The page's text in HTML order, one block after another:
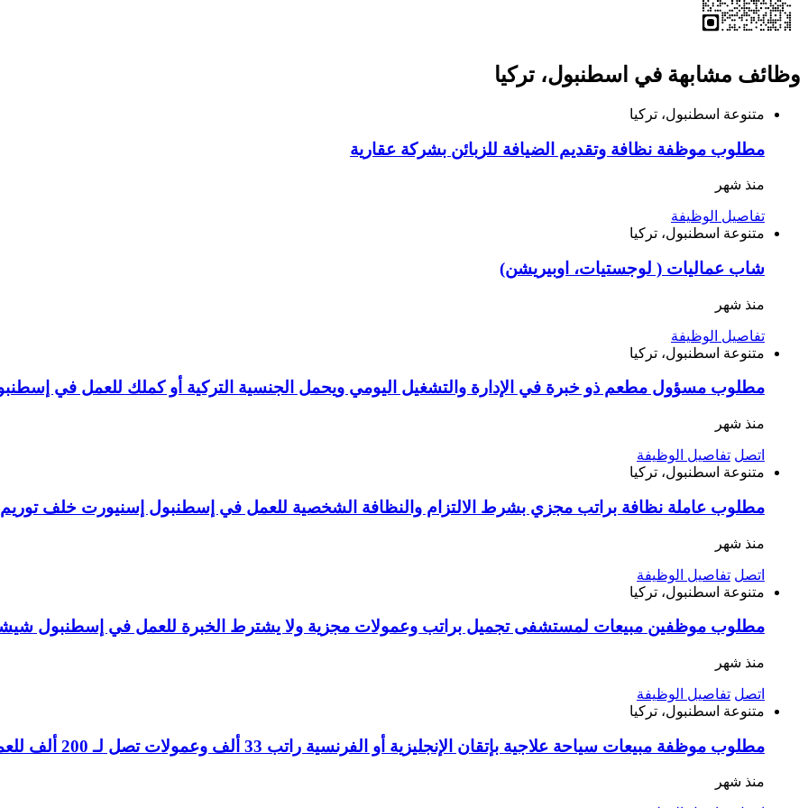
وظائف مشابهة في اسطنبول، تركيا
متنوعة اسطنبول، تركيا
مطلوب موظفة نظافة وتقديم الضيافة للزبائن بشركة عقارية
منذ شهر
تفاصيل الوظيفة
متنوعة اسطنبول، تركيا
شاب عماليات ( لوجستيات، اوبيريشن)
منذ شهر
تفاصيل الوظيفة
متنوعة اسطنبول، تركيا
مطلوب مسؤول مطعم ذو خبرة في الإدارة والتشغيل اليومي ويحمل الجنسية التركية أو كملك للعمل في
منذ شهر
اتصل تفاصيل الوظيفة
متنوعة اسطنبول، تركيا
مطلوب عاملة نظافة براتب مجزي بشرط الالتزام والنظافة الشخصية للعمل في إسطنبول إسنيورت خلف
منذ شهر
اتصل تفاصيل الوظيفة
متنوعة اسطنبول، تركيا
مطلوب موظفين مبيعات لمستشفى تجميل براتب وعمولات مجزية ولا يشترط الخبرة للعمل في إسطنبول
منذ شهر
اتصل تفاصيل الوظيفة
متنوعة اسطنبول، تركيا
مطلوب موظفة مبيعات سياحة علاجية بإتقان الإنجليزية أو الفرنسية راتب 33 ألف وعمولات تصل لـ 200 ألف للعمل في إسطنبول
منذ شهر